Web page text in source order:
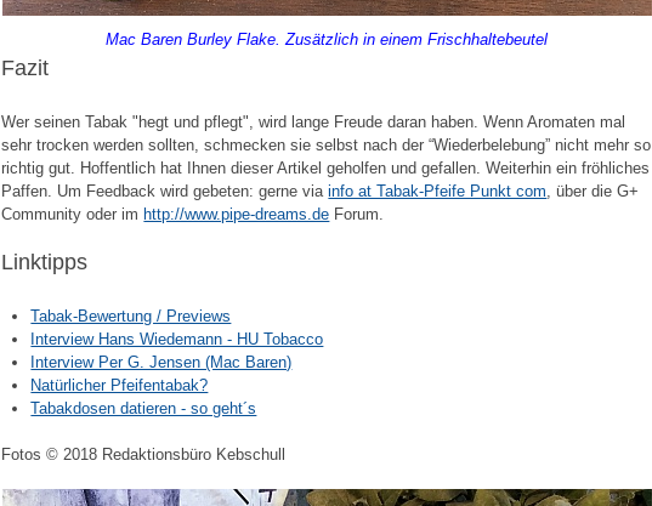
Mac Baren Burley Flake. Zusätzlich in einem Frischhaltebeutel
Fazit
Wer seinen Tabak "hegt und pflegt", wird lange Freude daran haben. Wenn Aromaten mal
sehr trocken werden sollten, schmecken sie selbst nach der “Wiederbelebung” nicht mehr so
richtig gut. Hoffentlich hat Ihnen dieser Artikel geholfen und gefallen. Weiterhin ein fröhliches
Paffen. Um Feedback wird gebeten: gerne viainfo at Tabak-Pfeife Punkt com , über die G+
Community oder imhttp://www.pipe-dreams.de Forum.
Linktipps
Tabak-Bewertung / Previews
Interview Hans Wiedemann - HU Tobacco
Interview Per G. Jensen (Mac Baren)
Natürlicher Pfeifentabak?
Tabakdosen datieren - so geht´s
Fotos © 2018 Redaktionsbüro Kebschull